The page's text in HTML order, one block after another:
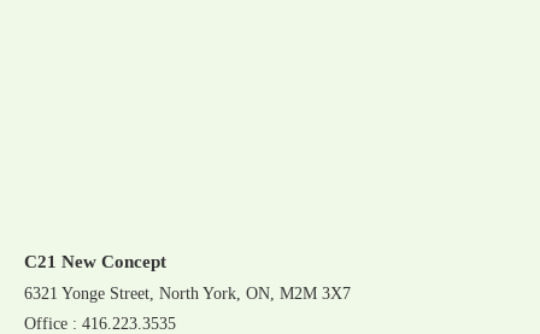
C21 New Concept
6321 Yonge Street, North York, ON, M2M 3X7
Office : 416.223.3535